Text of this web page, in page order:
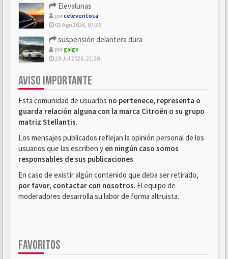
Elevalunas
porceleventosa
02 Ago 2026, 07:26
suspensión delantera dura
porgalgo
29 Jul 2026, 21:28
AVISO IMPORTANTE
Esta comunidad de usuarios no pertenece, representa o
guarda relación alguna con la marca Citroën o su grupo
matriz Stellantis.
Los mensajes publicados reflejan la opinión personal de los
usuarios que las escriben y en ningún caso somos
responsables de sus publicaciones.
En caso de existir algún contenido que deba ser retirado,
por favor, contactar con nosotros. El equipo de
moderadores desarrolla su labor de forma altruista.
FAVORITOS